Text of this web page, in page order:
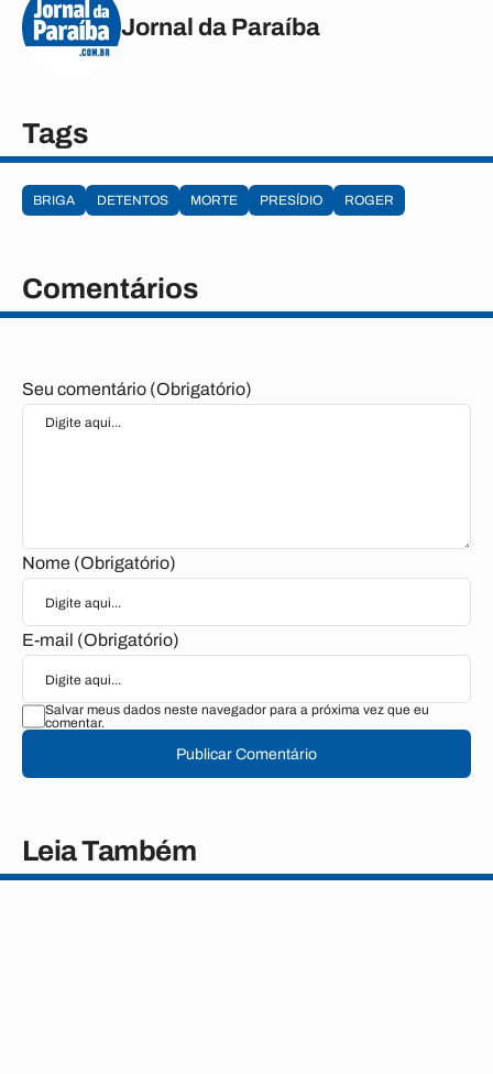
Jornal da Paraíba
Tags
BRIGA DETENTOS MORTE PRESÍDIO ROGER
Comentários
Seu comentário (Obrigatório)
Nome (Obrigatório)
E-mail (Obrigatório)
Salvar meus dados neste navegador para a próxima vez que eu
comentar.
Publicar Comentário
Leia Também